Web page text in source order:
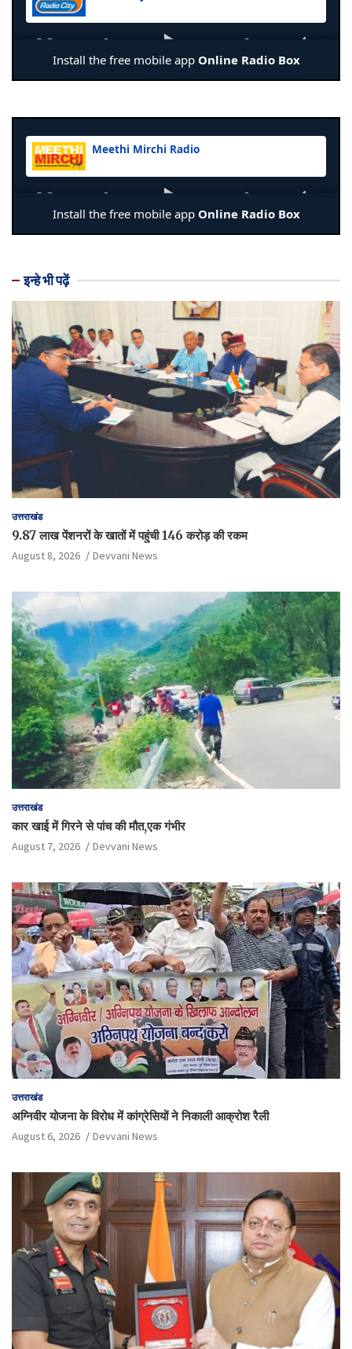
इन्हे भी पढ़ें
उत्तराखंड
9.87 लाख पेंशनरों के खातों में पहुंची 146 करोड़ की रकम
August 8, 2026 Devvani News
उत्तराखंड
कार खाई में गिरने से पांच की मौत,एक गंभीर
August 7, 2026 Devvani News
उत्तराखंड
अग्निवीर योजना के विरोध में कांग्रेसियों ने निकाली आक्रोश रैली
August 6, 2026 Devvani News